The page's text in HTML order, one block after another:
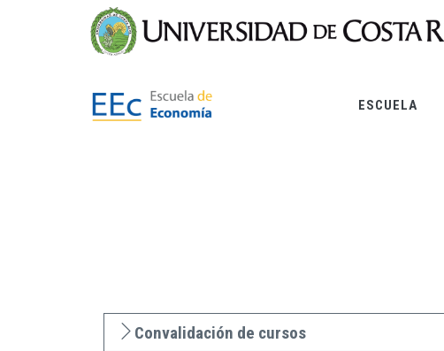
ESCUELA
Convalidación de cursos